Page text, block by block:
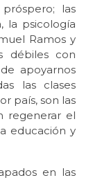
las
la psicología
Ramos y
débiles con
apoyarnos
las clases
país, son las
regenerar el
educación y
en las